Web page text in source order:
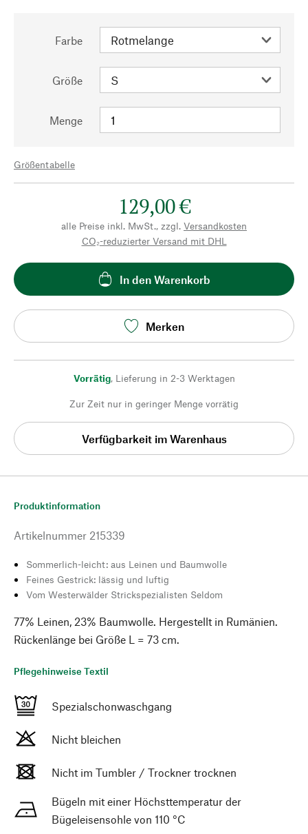
Farbe
Größe
Menge
Größentabelle
129,00 €
alle Preise inkl. MwSt., zzgl. Versandkosten
CO₂-reduzierter Versand mit DHL
In den Warenkorb
Merken
Vorrätig, Lieferung in 2-3 Werktagen
Zur Zeit nur in geringer Menge vorrätig
Verfügbarkeit im Warenhaus
Produktinformation
Artikelnummer 215339
Sommerlich-leicht: aus Leinen und Baumwolle
Feines Gestrick: lässig und luftig
Vom Westerwälder Strickspezialisten Seldom
77% Leinen, 23% Baumwolle. Hergestellt in Rumänien.
Rückenlänge bei Größe L = 73 cm.
Pflegehinweise Textil
Spezialschonwaschgang
Nicht bleichen
Nicht im Tumbler / Trockner trocknen
Bügeln mit einer Höchsttemperatur der
Bügeleisensohle von 110 °C